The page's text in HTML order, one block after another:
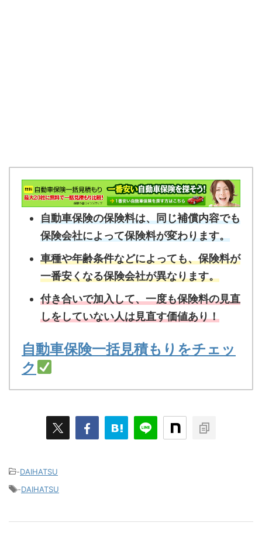
自動車保険の保険料は、同じ補償内容でも
保険会社によって保険料が変わります。
車種や年齢条件などによっても、保険料が
一番安くなる保険会社が異なります。
付き合いで加入して、一度も保険料の見直
しをしていない人は見直す価値あり！
自動車保険一括見積もりをチェッ
ク
-DAIHATSU
-DAIHATSU